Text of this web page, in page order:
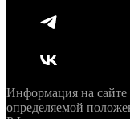
Информация на сайте
определяемой